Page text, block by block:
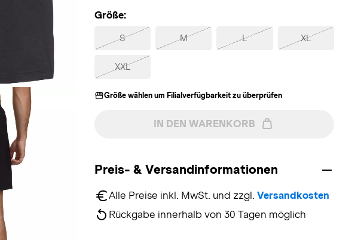
Größe:
S M L XL
XXL
Größe wählen um Filialverfügbarkeit zu überprüfen
IN DEN WARENKORB
Preis- & Versandinformationen
Alle Preise inkl. MwSt. und zzgl. Versandkosten
Rückgabe innerhalb von 30 Tagen möglich